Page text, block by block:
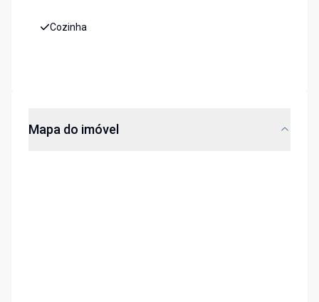
Cozinha
Mapa do imóvel